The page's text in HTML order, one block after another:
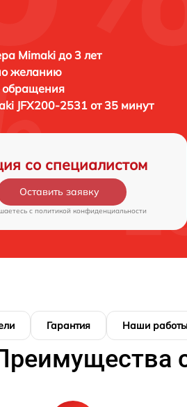
Mimaki до 3 лет
желанию
обращения
JFX200-2531 от 35 минут
со специалистом
Оставить заявку
c политикой конфиденциальности
Гарантия Наши работы